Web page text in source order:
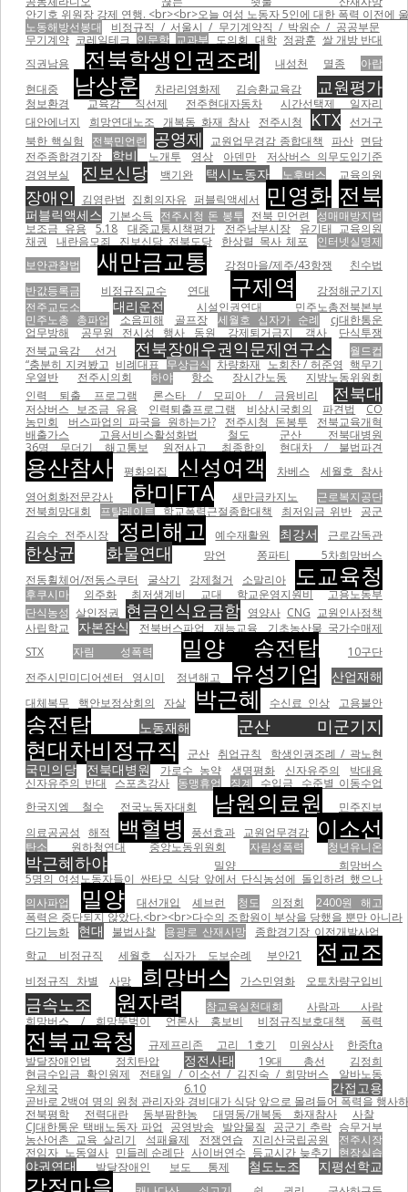
안기호 위원장 강제 연행. <br><br>오늘 여성 노동자 5인에 대한 폭력 이전
노동해방선봉대
비정규직 / 서울시 / 무기계약직 / 박원순 / 공공부문
무기계약 코레일테크 인문학 교과부 도의회 대학 정광훈 쌀 개방 반대
직권남용
전북학생인권조례 내성천 멸종
아랍
현대중
남상훈 차라리영화제 김승환교육감 교원평가
청보환경 교육감 직선제 전주현대자동차
시간선택제 일자리
대안에너지
희망연대노조 개복동 화재 참사 전주시청 KTX 선거구
북한 핵실험
전북민언련 공영제 교원업무경감 종합대책 파산 면담
전주종합경기장
학비 노개투 영상 아덴만
저상버스 의무도입기준
경영부실
진보신당 백기완 택시노동자 노후버스 교육의원
장애인 김영란법 집회의자유 퍼블릭액세서 민영화 전북
퍼블릭액세스 기본소득 전주시청 돈 봉투 전북 민언련
성매매방지법
보조금 유용
5.18 대중교통시책평가 전주남부시장
유기태 교육의원
채권
내란음모죄 진보신당 전북도당 한상렬 목사 체포
인터넷실명제
보안관찰법
새만금교통 강정마을/제주/43항쟁
친수법
반값등록금
비정규직교수 연대 구제역
강정해군기지
전주교도소
대리운전 시설인권연대
민주노총전북본부
민주노총 총파업
소음피해 골프장 세월호 십자가 순례
cj대한통운
업무방해
공무원 전시성 행사 동원 강제퇴거금지 객사
단식투쟁
전북교육감 선거
전북장애우권익문제연구소
월드컵
“충분히 지켜봤고 비례대표 무상급식 차량화재 노회찬 / 허준영 핵무기
우열반
전주시의회 하야 항소 장시간노동
지방노동위원회
인력 퇴출 프로그램
론스타 / 모피아 / 금융비리 전북대
저상버스 보조금 유용 인력퇴출프로그램 비상시국회의 파견법
CO
농민회
버스파업의 파국을 원하는가? 전주시청 돈봉투
전북교육개혁
배출가스
고용서비스활성화법 철도
군산 전북대병원
36명 무더기 해고통보
원전사고 최종합의 현대차 / 불법파견
용산참사 평화의집 신성여객 차베스
세월호 참사
영어회화전문강사
한미FTA 새만금카지노
근로복지공단
전북희망대회
프탈레이트 학교폭력근절종합대책 최저임금 위반
공군
김승수 전주시장
정리해고 예수재활원 최강서 근로감독관
한상균 화물연대 망언 쫑파티
5차희망버스
전동휠체어/전동스쿠터
굴삭기 강제철거 소말리아 도교육청
후쿠시마 외주화 최저생계비 교대 학교운영지원비
고용노동부
단식농성 살인정권 현금인식요금함 영양사 CNG 교원인사정책
사립학교
자본잠식 전북버스파업 재능교육
기초농산물 국가수매제
STX
자림 성폭력 밀양 송전탑
10구단
전주시민미디어센터 영시미
정년해고 유성기업 산업재해
대체복무 핵안보정상회의 자살 박근혜 수신료 인상 고용불안
송전탑 노동재해 군산 미군기지
현대차비정규직 군산 취업규칙 학생인권조례 / 곽노현
국민의당 전북대병원 가로수 농약 생명평화 신자유주의
박대용
신자유주의 반대 스포츠강사 동맹휴업 징계 수입금
수준별 이동수업
한국지엠 철수
전국노동자대회 남원의료원
민주진보
의료공공성 해적 백혈병 풍선효과 교원업무경감 이소선
탄소 원하청연대 중앙노동위원회 자림성폭력 청년유니온
박근혜하야
밀양 희망버스
5명의 여성노동자들이 싼타모 식당 앞에서 단식농성에 돌입하려 했으나
의사파업
밀양 대선개입 셰브런 청도 의정회
2400원 해고
폭력은 중단되지 않았다.<br><br>다수의 조합원이 부상을 당했을 뿐만 아니라
다기능화
현대 불법사찰 용광로 산재사망
종합경기장 이전개발사업
학교 비정규직
세월호 십자가 도보순례 부안21 전교조
비정규직 차별 사망 희망버스 가스민영화 오토차량구입비
금속노조 원자력 참교육실천대회
사람과 사람
희망버스 / 희망뚜벅이
언론사 홍보비 비정규직보호대책 폭력
전북교육청 규제프리존 고리 1호기 미원상사
한중fta
발달장애인법
정치탄압 정전사태 19대 총선
김정희
현금수입금 확인원제
전태일 / 이소선 / 김진숙 / 희망버스
알바노동
우체국
6.10 간접고용
곧바로 2백여 명의 원청 관리자와 경비대가 식당 앞으로 몰려들어 폭력을 행
전북평학
전력대란 동부팜한농 대명동/개복동 화재참사
사찰
CJ대한통운 택배노동자 파업
공영방송 발암물질 공군기 추락 승무거부
농산어촌 교육 살리기
석패율제 전쟁연습 지리산국립공원
전주시장
전임자 노동열사 민들레 순례단 사이버연수 등교시간 늦추기 현장실습
야권연대 발달장애인 보도 통제 철도노조 지평선학교